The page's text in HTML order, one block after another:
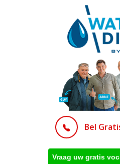
Bel
Vraag uw gratis